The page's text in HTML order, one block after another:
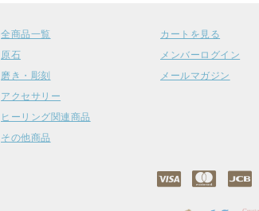
全商品一覧
原石
磨き・彫刻
アクセサリー
ヒーリング関連商品
その他商品
カートを見る
メンバーログイン
メールマガジン